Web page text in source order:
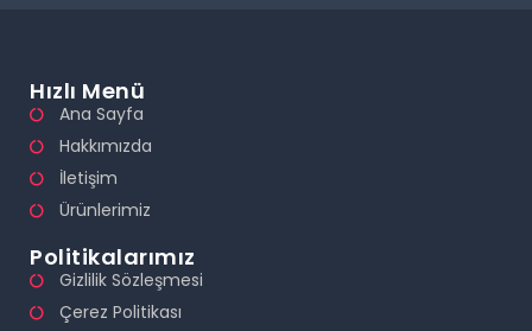
Hızlı Menü
Ana Sayfa
Hakkımızda
İletişim
Ürünlerimiz
Politikalarımız
Gizlilik Sözleşmesi
Çerez Politikası